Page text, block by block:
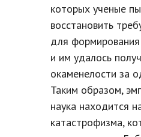
которых ученые
восстановить
для
и им удалось
окаменелости за
Таким образом,
наука находится
катастрофизма,